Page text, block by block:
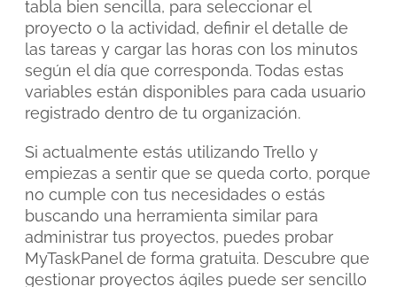
tabla bien sencilla, para seleccionar el
proyecto o la actividad, definir el detalle de
las tareas y cargar las horas con los minutos
según el día que corresponda. Todas estas
variables están disponibles para cada usuario
registrado dentro de tu organización.
Si actualmente estás utilizando Trello y
empiezas a sentir que se queda corto, porque
no cumple con tus necesidades o estás
buscando una herramienta similar para
administrar tus proyectos, puedes probar
MyTaskPanel de forma gratuita. Descubre que
gestionar proyectos ágiles puede ser sencillo